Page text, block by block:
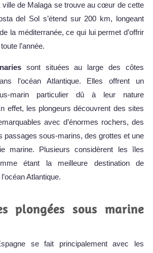
ville de Malaga se trouve au cœur de cette
del Sol s’étend sur 200 km, longeant
la méditerranée, ce qui lui permet d’offrir
l’année.
sont situées au large des côtes
l’océan Atlantique. Elles offrent un
marin particulier dû à leur nature
effet, les plongeurs découvrent des sites
avec d’énormes rochers, des
passages sous-marins, des grottes et une
marine. Plusieurs considèrent les îles
étant la meilleure destination de
Atlantique.
plongées sous marine
se fait principalement avec les